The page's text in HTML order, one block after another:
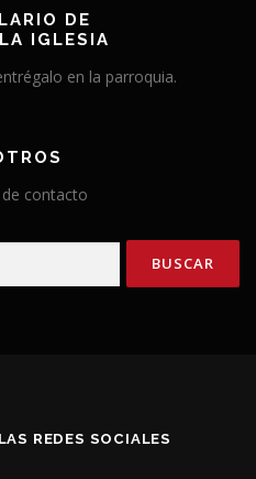
DE
IGLESIA
en la parroquia.
contacto
REDES SOCIALES